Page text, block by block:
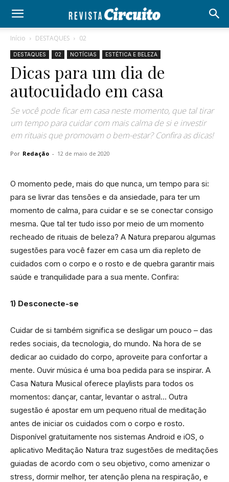
Início DESTAQUES 02
DESTAQUES 02 NOTÍCIAS ESTÉTICA E BELEZA
Dicas para um dia de
autocuidado em casa
Se você pode ficar em casa neste momento, que tal tirar
um tempo para cuidar com mais calma de si e investir
em rituais que promovam o bem-estar? Confira as dicas!
Por Redação - 12 de maio de 2020
O momento pede, mais do que nunca, um tempo para si:
para se livrar das tensões e da ansiedade, para ter um
momento de calma, para cuidar e se se conectar consigo
mesma. Que tal ter tudo isso por meio de um momento
recheado de rituais de beleza? A Natura preparou algumas
sugestões para você fazer em casa um dia repleto de
cuidados com o corpo e o rosto e de quebra garantir mais
saúde e tranquilidade para a sua mente. Confira:
1) Desconecte-se
Cuidar de si também significa se desligar um pouco – das
redes sociais, da tecnologia, do mundo. Na hora de se
dedicar ao cuidado do corpo, aproveite para confortar a
mente. Ouvir música é uma boa pedida para se inspirar. A
Casa Natura Musical oferece playlists para todos os
momentos: dançar, cantar, levantar o astral… Outra
sugestão é apostar em um pequeno ritual de meditação
antes de iniciar os cuidados com o corpo e rosto.
Disponível gratuitamente nos sistemas Android e iOS, o
aplicativo Meditação Natura traz sugestões de meditações
guiadas de acordo com o seu objetivo, como amenizar o
stress, dormir melhor, ter atenção plena na respiração, e